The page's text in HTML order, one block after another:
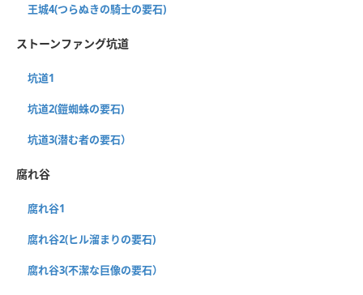
王城4(つらぬきの騎士の要石)
ストーンファング坑道
坑道1
坑道2(鎧蜘蛛の要石)
坑道3(潜む者の要石）
腐れ谷
腐れ谷1
腐れ谷2(ヒル溜まりの要石)
腐れ谷3(不潔な巨像の要石）